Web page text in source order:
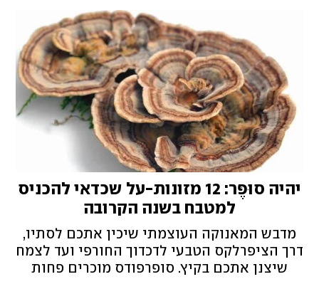
יהיה סוּפֶּר: 12 מזונות-על שכדאי להכניס
למטבח בשנה הקרובה
מדבש המאנוקה העוצמתי שיכין אתכם לסתיו,
דרך הציפרלקס הטבעי לדכדוך החורפי ועד לצמח
שיצנן אתכם בקיץ. סופרפודס מוכרים פחות